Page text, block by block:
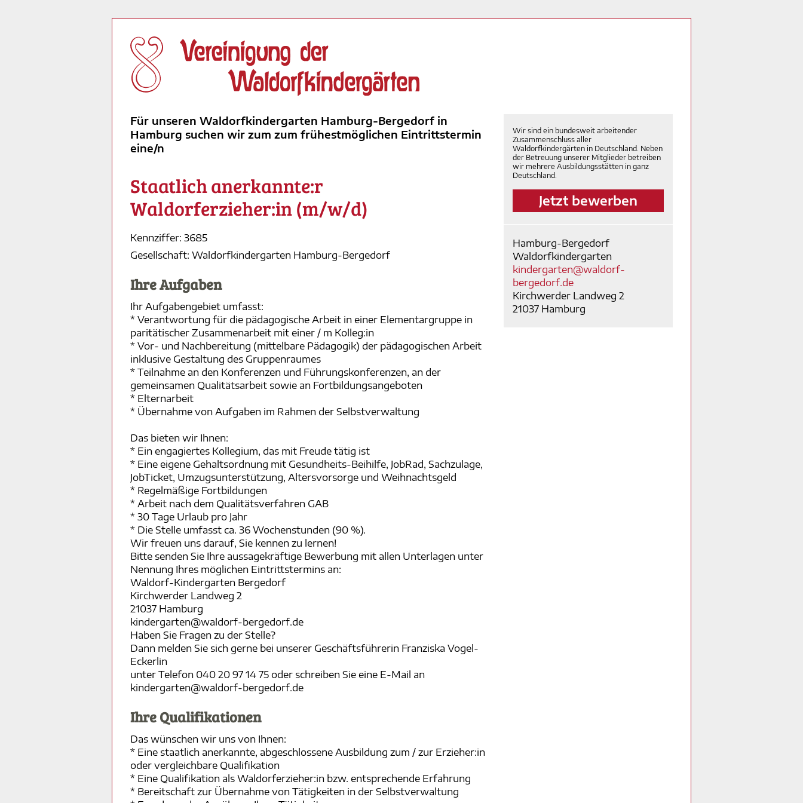
Für unseren Waldorfkindergarten Hamburg-Bergedorf in
Hamburg suchen wir zum zum frühestmöglichen Eintrittstermin
eine/n
Staatlich anerkannte:r
Waldorferzieher:in (m/w/d)
Kennziffer: 3685
Gesellschaft: Waldorfkindergarten Hamburg-Bergedorf
Ihre Aufgaben
Ihr Aufgabengebiet umfasst:
* Verantwortung für die pädagogische Arbeit in einer Elementargruppe in
paritätischer Zusammenarbeit mit einer / m Kolleg:in
* Vor- und Nachbereitung (mittelbare Pädagogik) der pädagogischen Arbeit
inklusive Gestaltung des Gruppenraumes
* Teilnahme an den Konferenzen und Führungskonferenzen, an der
gemeinsamen Qualitätsarbeit sowie an Fortbildungsangeboten
* Elternarbeit
* Übernahme von Aufgaben im Rahmen der Selbstverwaltung
Das bieten wir Ihnen:
* Ein engagiertes Kollegium, das mit Freude tätig ist
* Eine eigene Gehaltsordnung mit Gesundheits-Beihilfe, JobRad, Sachzulage,
JobTicket, Umzugsunterstützung, Altersvorsorge und Weihnachtsgeld
* Regelmäßige Fortbildungen
* Arbeit nach dem Qualitätsverfahren GAB
* 30 Tage Urlaub pro Jahr
* Die Stelle umfasst ca. 36 Wochenstunden (90 %).
Wir freuen uns darauf, Sie kennen zu lernen!
Bitte senden Sie Ihre aussagekräftige Bewerbung mit allen Unterlagen unter
Nennung Ihres möglichen Eintrittstermins an:
Waldorf-Kindergarten Bergedorf
Kirchwerder Landweg 2
21037 Hamburg
kindergarten@waldorf-bergedorf.de
Haben Sie Fragen zu der Stelle?
Dann melden Sie sich gerne bei unserer Geschäftsführerin Franziska Vogel-
Eckerlin
unter Telefon 040 20 97 14 75 oder schreiben Sie eine E-Mail an
kindergarten@waldorf-bergedorf.de
Ihre Qualifikationen
Das wünschen wir uns von Ihnen:
* Eine staatlich anerkannte, abgeschlossene Ausbildung zum / zur Erzieher:in
oder vergleichbare Qualifikation
* Eine Qualifikation als Waldorferzieher:in bzw. entsprechende Erfahrung
* Bereitschaft zur Übernahme von Tätigkeiten in der Selbstverwaltung
Wir sind ein bundesweit arbeitender
Zusammenschluss aller
Waldorfkindergärten in Deutschland. Neben
der Betreuung unserer Mitglieder betreiben
wir mehrere Ausbildungsstätten in ganz
Deutschland.
Jetzt bewerben
Hamburg-Bergedorf
Waldorfkindergarten
kindergarten@waldorf-
bergedorf.de
Kirchwerder Landweg 2
21037 Hamburg